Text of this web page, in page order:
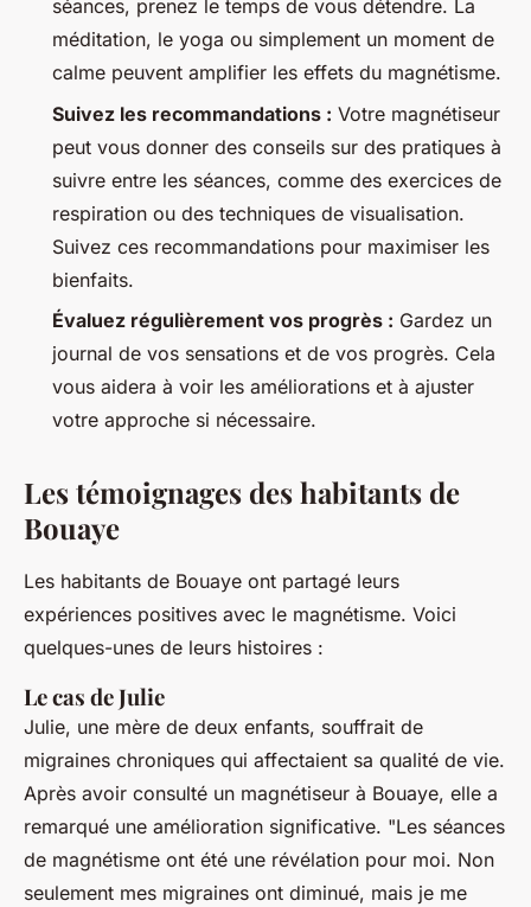
séances, prenez le temps de vous détendre. La
méditation, le yoga ou simplement un moment de
calme peuvent amplifier les effets du magnétisme.
Suivez les recommandations : Votre magnétiseur
peut vous donner des conseils sur des pratiques à
suivre entre les séances, comme des exercices de
respiration ou des techniques de visualisation.
Suivez ces recommandations pour maximiser les
bienfaits.
Évaluez régulièrement vos progrès : Gardez un
journal de vos sensations et de vos progrès. Cela
vous aidera à voir les améliorations et à ajuster
votre approche si nécessaire.
Les témoignages des habitants de
Bouaye
Les habitants de Bouaye ont partagé leurs
expériences positives avec le magnétisme. Voici
quelques-unes de leurs histoires :
Le cas de Julie
Julie, une mère de deux enfants, souffrait de
migraines chroniques qui affectaient sa qualité de vie.
Après avoir consulté un magnétiseur à Bouaye, elle a
remarqué une amélioration significative. "Les séances
de magnétisme ont été une révélation pour moi. Non
seulement mes migraines ont diminué, mais je me